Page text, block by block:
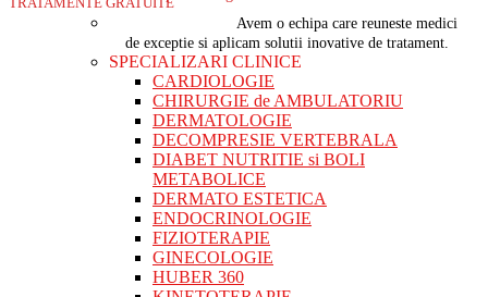
Avem o echipa care reuneste medici
de exceptie si aplicam solutii inovative de tratament.
SPECIALIZARI CLINICE
CARDIOLOGIE
CHIRURGIE de AMBULATORIU
DERMATOLOGIE
DECOMPRESIE VERTEBRALA
DIABET NUTRITIE si BOLI
METABOLICE
DERMATO ESTETICA
ENDOCRINOLOGIE
FIZIOTERAPIE
GINECOLOGIE
HUBER 360